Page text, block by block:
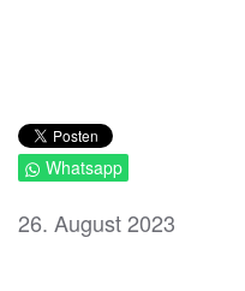
Whatsapp
26. August 2023